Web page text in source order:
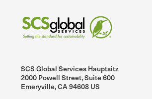
SCS Global Services Hauptsitz
2000 Powell Street, Suite 600
Emeryville, CA 94608 US